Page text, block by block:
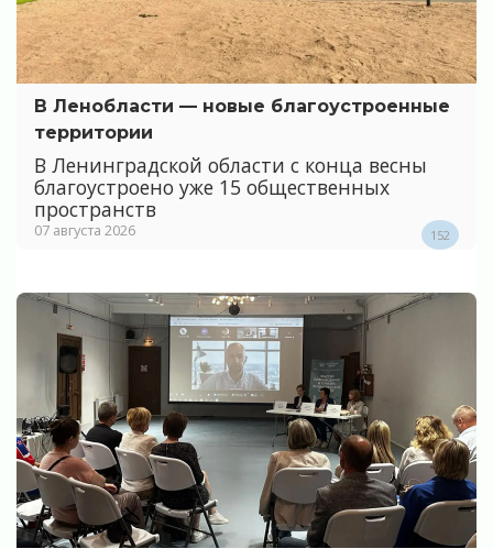
В Ленобласти — новые благоустроенные
территории
В Ленинградской области с конца весны
благоустроено уже 15 общественных
пространств
07 августа 2026 152